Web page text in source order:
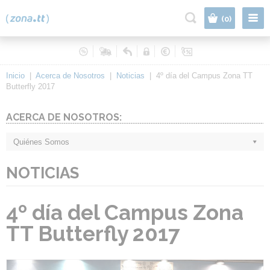
(0)
Inicio Acerca de Nosotros Noticias
4º día del Campus Zona TT
Butterfly 2017
ACERCA DE NOSOTROS:
Quiénes Somos
NOTICIAS
4º día del Campus Zona
TT Butterfly 2017